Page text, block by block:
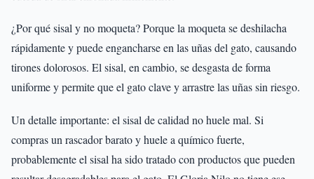
¿Por qué sisal y no moqueta? Porque la moqueta se deshilacha
rápidamente y puede engancharse en las uñas del gato, causando
tirones dolorosos. El sisal, en cambio, se desgasta de forma
uniforme y permite que el gato clave y arrastre las uñas sin riesgo.
Un detalle importante: el sisal de calidad no huele mal. Si
compras un rascador barato y huele a químico fuerte,
probablemente el sisal ha sido tratado con productos que pueden